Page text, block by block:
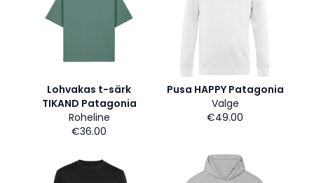
Lohvakas t-särk
TIKAND Patagonia
Roheline
€36.00
Pusa HAPPY Patagonia
Valge
€49.00